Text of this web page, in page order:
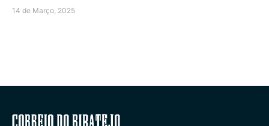
14 de Março, 2025
Correio do Ribatejo